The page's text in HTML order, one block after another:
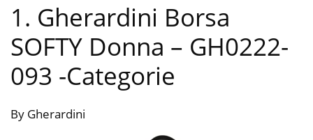
1. Gherardini Borsa
SOFTY Donna – GH0222-
093 -Categorie
By Gherardini